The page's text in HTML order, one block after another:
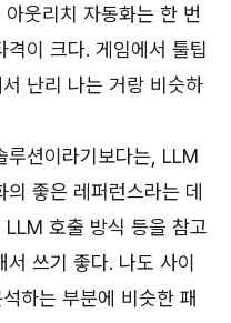
웃리치 자동화는 한 번
이 크다. 게임에서 툴팁
난리 나는 거랑 비슷하
루션이라기보다는, LLM
좋은 레퍼런스라는 데
호출 방식 등을 참고
쓰기 좋다. 나도 사이
하는 부분에 비슷한 패